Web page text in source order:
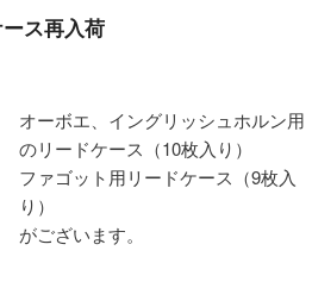
ス再入荷
オーボエ、イングリッシュホルン用
のリードケース（10枚入り）
ファゴット用リードケース（9枚入
り）
がございます。